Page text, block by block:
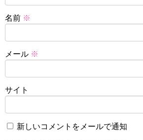
名前 ※
メール ※
サイト
新しいコメントをメールで通知